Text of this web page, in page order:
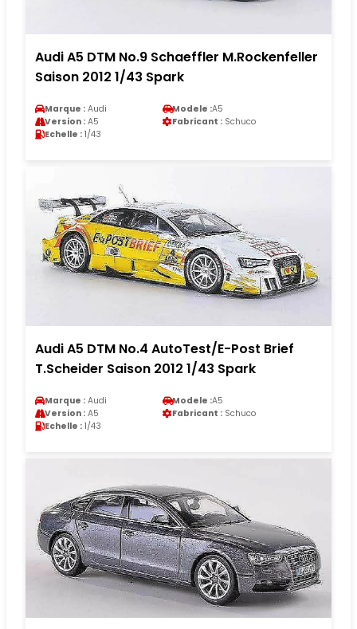
Audi A5 DTM No.9 Schaeffler M.Rockenfeller
Saison 2012 1/43 Spark
Marque : Audi Modele :A5
Version : A5 Fabricant : Schuco
Echelle : 1/43
Audi A5 DTM No.4 AutoTest/E-Post Brief
T.Scheider Saison 2012 1/43 Spark
Marque : Audi Modele :A5
Version : A5 Fabricant : Schuco
Echelle : 1/43